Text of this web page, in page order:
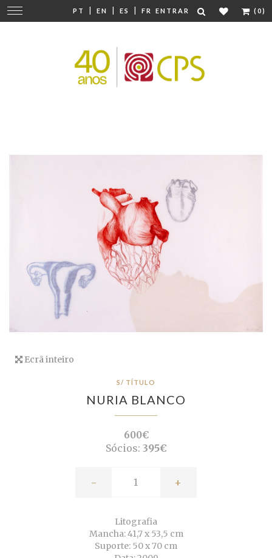
PT | EN | ES | FR ENTRAR (0)
Mudar
navegação
Ecrã inteiro
S/ TÍTULO
NURIA BLANCO
600€
Sócios: 395€
- +
Litografia
Mancha: 41,7 x 53,5 cm
Suporte: 50 x 70 cm